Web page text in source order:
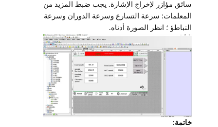
سائق مؤازر لإخراج الإشارة. يجب ضبط المزيد من
المعلمات: سرعة التسارع وسرعة الدوران وسرعة
التباطؤ ؛ انظر الصورة أدناه.
خاتمة: